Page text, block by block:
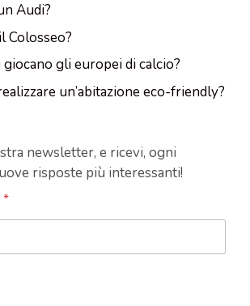
Audi?
Colosseo?
gli europei di calcio?
un’abitazione eco-friendly?
newsletter, e ricevi, ogni
risposte più interessanti!
*